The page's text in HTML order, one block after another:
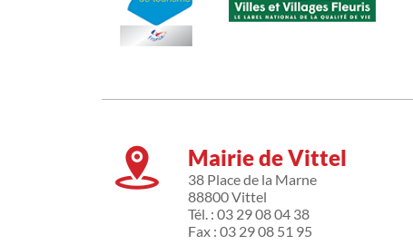
Mairie de Vittel
38 Place de la Marne
88800 Vittel
Tél. : 03 29 08 04 38
Fax : 03 29 08 51 95